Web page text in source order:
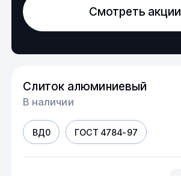
Смотреть акции
Слиток алюминиевый
В наличии
ВД0 ГОСТ 4784-97